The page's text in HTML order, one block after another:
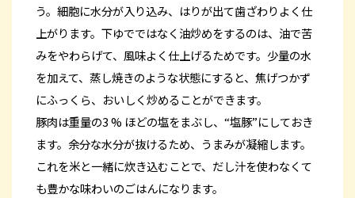
う。細胞に水分が入り込み、はりが出て歯ざわりよく仕
上がります。下ゆでではなく油炒めをするのは、油で苦
みをやわらげて、風味よく仕上げるためです。少量の水
を加えて、蒸し焼きのような状態にすると、焦げつかず
にふっくら、おいしく炒めることができます。
豚肉は重量の3 % ほどの塩をまぶし、“塩豚”にしておき
ます。余分な水分が抜けるため、うまみが凝縮します。
これを米と一緒に炊き込むことで、だし汁を使わなくて
も豊かな味わいのごはんになります。